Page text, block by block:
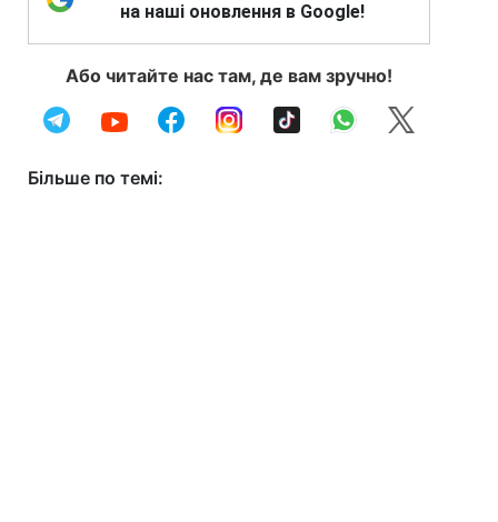
на наші оновлення в Google!
Або читайте нас там, де вам зручно!
Більше по темі: